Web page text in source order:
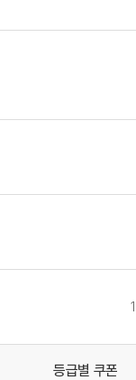
등급별 쿠폰